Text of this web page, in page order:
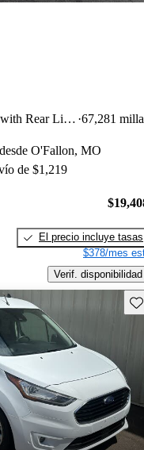
Wagon XL LWB FWD with Rear Liftgate 67,281
O'Fallon, MO
de $1,219
El precio incluye tasas
$378/mes
Verif. disponibilidad